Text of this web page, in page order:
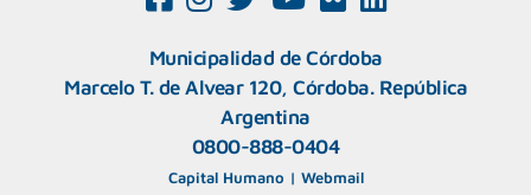
Municipalidad de Córdoba
Marcelo T. de Alvear 120, Córdoba. República
Argentina
0800-888-0404
Capital Humano | Webmail